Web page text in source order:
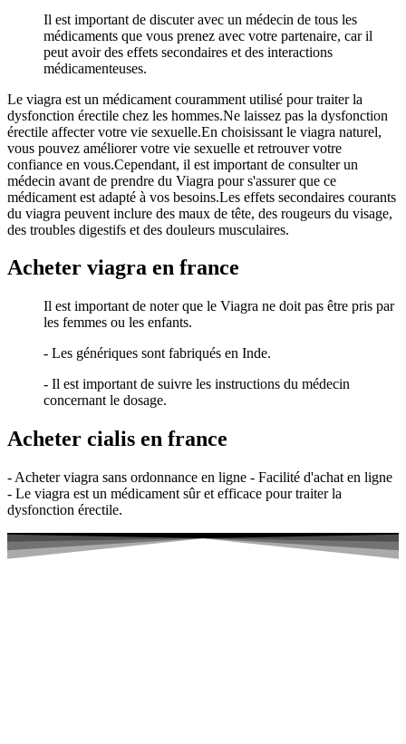
Il est important de discuter avec un médecin de tous les
médicaments que vous prenez avec votre partenaire, car il
peut avoir des effets secondaires et des interactions
médicamenteuses.
Le viagra est un médicament couramment utilisé pour traiter la
dysfonction érectile chez les hommes.Ne laissez pas la dysfonction
érectile affecter votre vie sexuelle.En choisissant le viagra naturel,
vous pouvez améliorer votre vie sexuelle et retrouver votre
confiance en vous.Cependant, il est important de consulter un
médecin avant de prendre du Viagra pour s'assurer que ce
médicament est adapté à vos besoins.Les effets secondaires courants
du viagra peuvent inclure des maux de tête, des rougeurs du visage,
des troubles digestifs et des douleurs musculaires.
Acheter viagra en france
Il est important de noter que le Viagra ne doit pas être pris par
les femmes ou les enfants.
- Les génériques sont fabriqués en Inde.
- Il est important de suivre les instructions du médecin
concernant le dosage.
Acheter cialis en france
- Acheter viagra sans ordonnance en ligne - Facilité d'achat en ligne
- Le viagra est un médicament sûr et efficace pour traiter la
dysfonction érectile.